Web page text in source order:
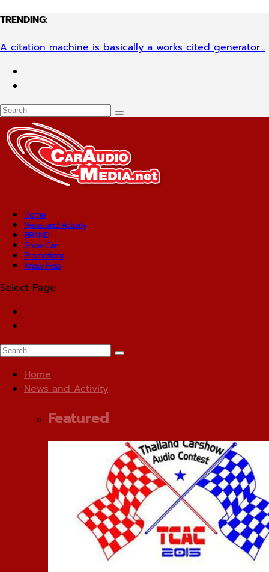
TRENDING:
A citation machine is basically a works cited generator...
Home
News and Activity
BRAND
Show Car
Promotions
Know How
Select Page
Home
News and Activity
Featured